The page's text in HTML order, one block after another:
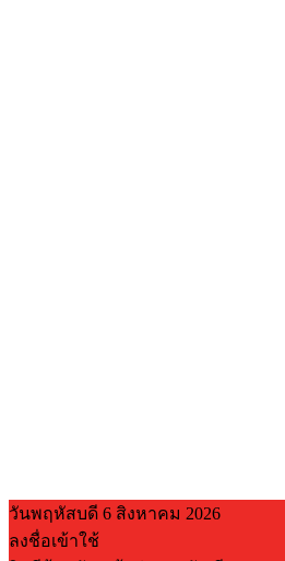
วันพฤหัสบดี 6 สิงหาคม 2026
ลงชื่อเข้าใช้